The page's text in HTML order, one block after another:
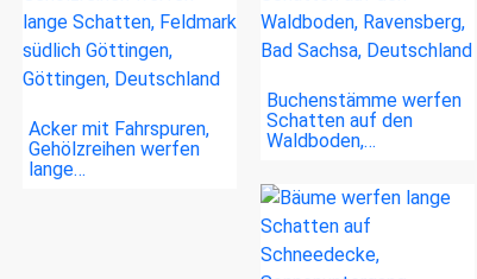
Acker mit Fahrspuren,
Gehölzreihen werfen
lange…
Buchenstämme werfen
Schatten auf den
Waldboden,…